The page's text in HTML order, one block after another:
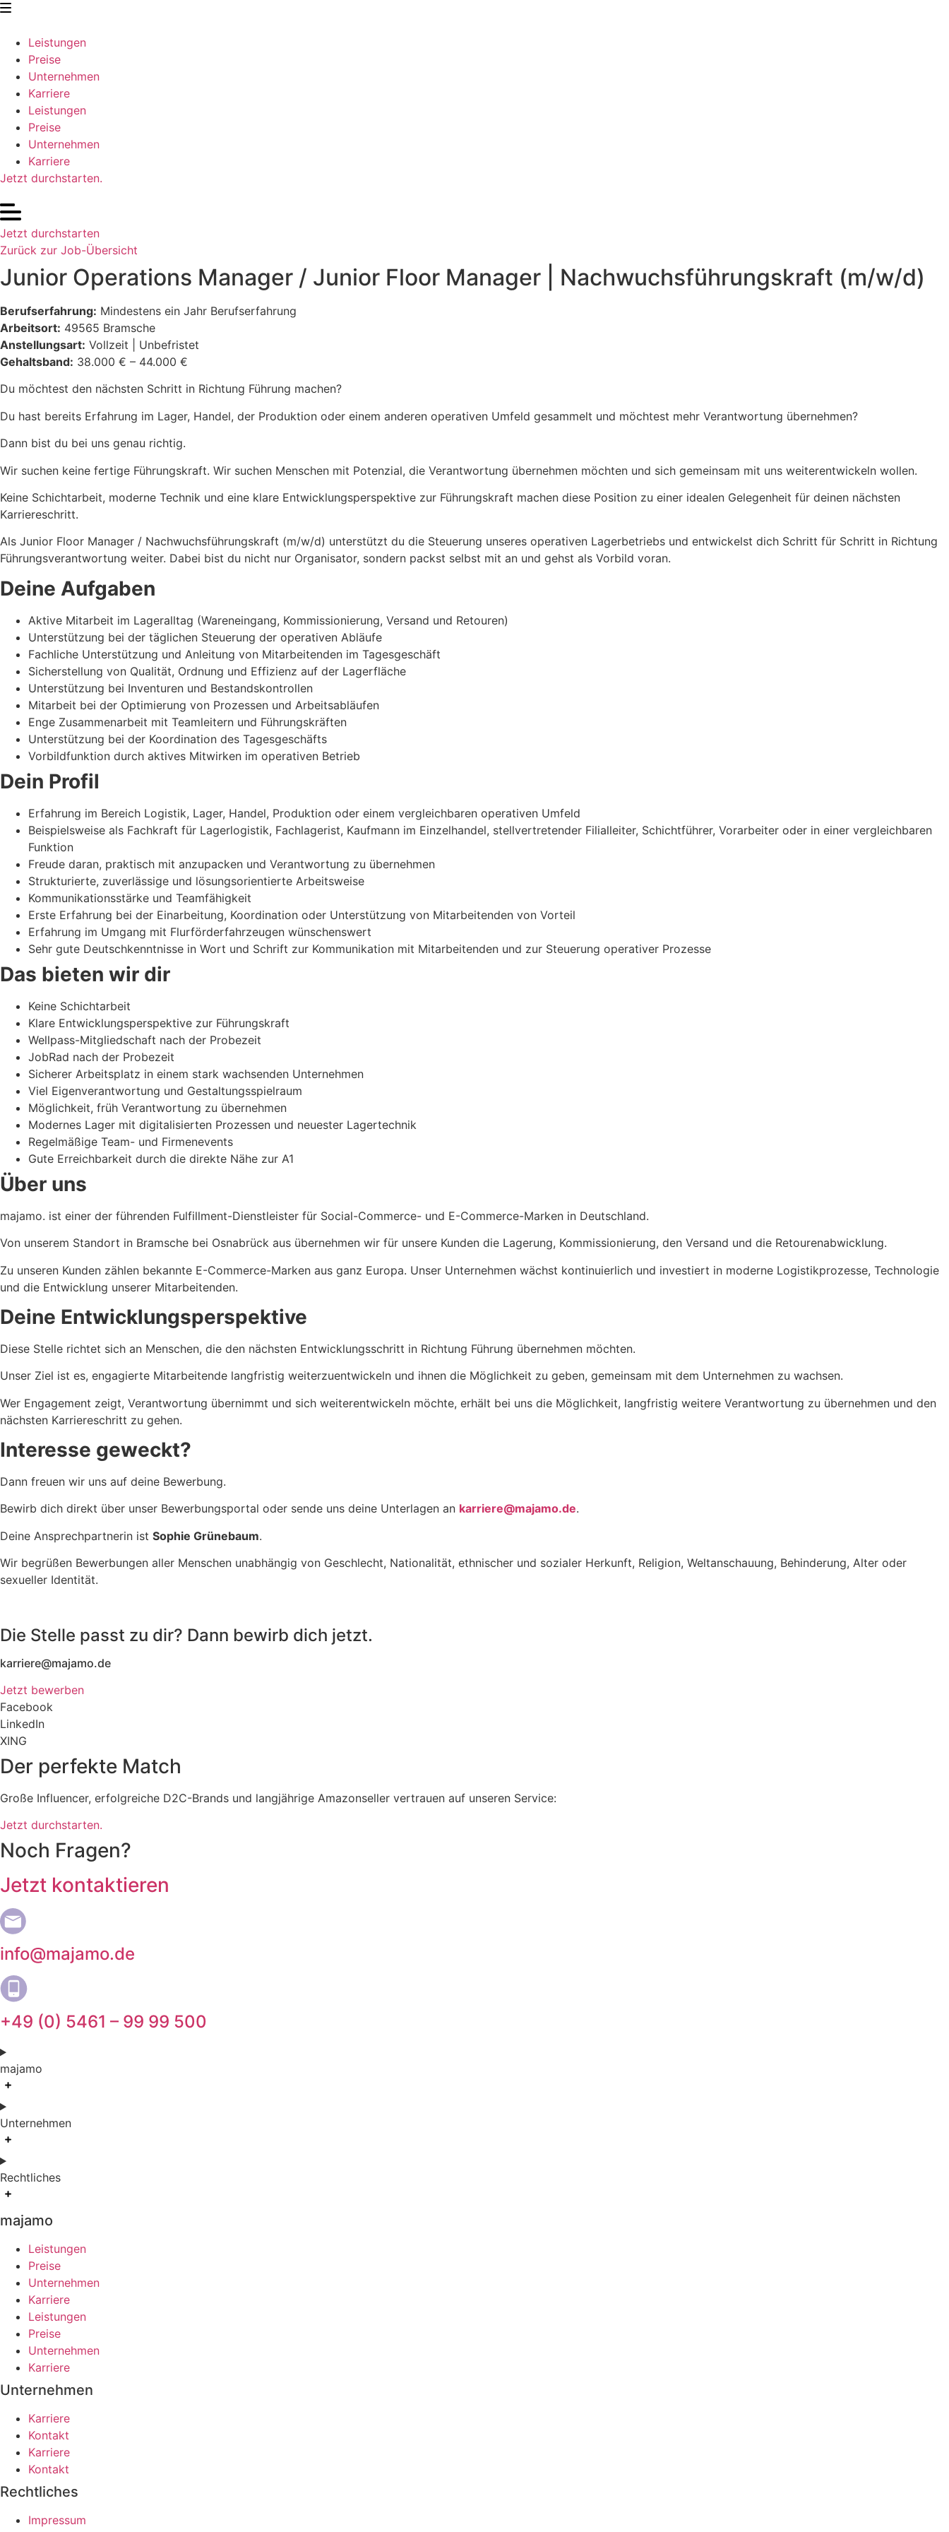
Zum
springenLeistungen
Preise
Unternehmen
Karriere
Leistungen
Preise
Unternehmen
Karriere
Jetzt durchstarten.
Jetzt durchstarten
Zurück zur Job-Übersicht
Junior Operations Manager / Junior Floor Manager | Nachwuchsführungskraft (m/w/d)
Berufserfahrung: Mindestens ein Jahr Berufserfahrung
Arbeitsort: 49565 Bramsche
Anstellungsart: Vollzeit | Unbefristet
Gehaltsband: 38.000 € – 44.000 €
Du möchtest den nächsten Schritt in Richtung Führung machen?
Du hast bereits Erfahrung im Lager, Handel, der Produktion oder einem anderen operativen Umfeld gesammelt und möchtest mehr Verantwortung übernehmen?
Dann bist du bei uns genau richtig.
Wir suchen keine fertige Führungskraft. Wir suchen Menschen mit Potenzial, die Verantwortung übernehmen möchten und sich gemeinsam mit uns weiterentwickeln wollen.
Keine Schichtarbeit, moderne Technik und eine klare Entwicklungsperspektive zur Führungskraft machen diese Position zu einer idealen Gelegenheit für deinen nächsten
Karriereschritt.
Als Junior Floor Manager / Nachwuchsführungskraft (m/w/d) unterstützt du die Steuerung unseres operativen Lagerbetriebs und entwickelst dich Schritt für Schritt in Richtung
Führungsverantwortung weiter. Dabei bist du nicht nur Organisator, sondern packst selbst mit an und gehst als Vorbild voran.
Deine Aufgaben
Aktive Mitarbeit im Lageralltag (Wareneingang, Kommissionierung, Versand und Retouren)
Unterstützung bei der täglichen Steuerung der operativen Abläufe
Fachliche Unterstützung und Anleitung von Mitarbeitenden im Tagesgeschäft
Sicherstellung von Qualität, Ordnung und Effizienz auf der Lagerfläche
Unterstützung bei Inventuren und Bestandskontrollen
Mitarbeit bei der Optimierung von Prozessen und Arbeitsabläufen
Enge Zusammenarbeit mit Teamleitern und Führungskräften
Unterstützung bei der Koordination des Tagesgeschäfts
Vorbildfunktion durch aktives Mitwirken im operativen Betrieb
Dein Profil
Erfahrung im Bereich Logistik, Lager, Handel, Produktion oder einem vergleichbaren operativen Umfeld
Beispielsweise als Fachkraft für Lagerlogistik, Fachlagerist, Kaufmann im Einzelhandel, stellvertretender Filialleiter, Schichtführer, Vorarbeiter oder in einer vergleichbaren
Funktion
Freude daran, praktisch mit anzupacken und Verantwortung zu übernehmen
Strukturierte, zuverlässige und lösungsorientierte Arbeitsweise
Kommunikationsstärke und Teamfähigkeit
Erste Erfahrung bei der Einarbeitung, Koordination oder Unterstützung von Mitarbeitenden von Vorteil
Erfahrung im Umgang mit Flurförderfahrzeugen wünschenswert
Sehr gute Deutschkenntnisse in Wort und Schrift zur Kommunikation mit Mitarbeitenden und zur Steuerung operativer Prozesse
Das bieten wir dir
Keine Schichtarbeit
Klare Entwicklungsperspektive zur Führungskraft
Wellpass-Mitgliedschaft nach der Probezeit
JobRad nach der Probezeit
Sicherer Arbeitsplatz in einem stark wachsenden Unternehmen
Viel Eigenverantwortung und Gestaltungsspielraum
Möglichkeit, früh Verantwortung zu übernehmen
Modernes Lager mit digitalisierten Prozessen und neuester Lagertechnik
Regelmäßige Team- und Firmenevents
Gute Erreichbarkeit durch die direkte Nähe zur A1
Über uns
majamo. ist einer der führenden Fulfillment-Dienstleister für Social-Commerce- und E-Commerce-Marken in Deutschland.
Von unserem Standort in Bramsche bei Osnabrück aus übernehmen wir für unsere Kunden die Lagerung, Kommissionierung, den Versand und die Retourenabwicklung.
Zu unseren Kunden zählen bekannte E-Commerce-Marken aus ganz Europa. Unser Unternehmen wächst kontinuierlich und investiert in moderne Logistikprozesse, Technologie
und die Entwicklung unserer Mitarbeitenden.
Deine Entwicklungsperspektive
Diese Stelle richtet sich an Menschen, die den nächsten Entwicklungsschritt in Richtung Führung übernehmen möchten.
Unser Ziel ist es, engagierte Mitarbeitende langfristig weiterzuentwickeln und ihnen die Möglichkeit zu geben, gemeinsam mit dem Unternehmen zu wachsen.
Wer Engagement zeigt, Verantwortung übernimmt und sich weiterentwickeln möchte, erhält bei uns die Möglichkeit, langfristig weitere Verantwortung zu übernehmen und den
nächsten Karriereschritt zu gehen.
Interesse geweckt?
Dann freuen wir uns auf deine Bewerbung.
Bewirb dich direkt über unser Bewerbungsportal oder sende uns deine Unterlagen an karriere@majamo.de.
Deine Ansprechpartnerin ist Sophie Grünebaum.
Wir begrüßen Bewerbungen aller Menschen unabhängig von Geschlecht, Nationalität, ethnischer und sozialer Herkunft, Religion, Weltanschauung, Behinderung, Alter oder
sexueller Identität.
Die Stelle passt zu dir? Dann bewirb dich jetzt.
karriere@majamo.de
Jetzt bewerben
Facebook
LinkedIn
XING
Der perfekte Match
Große Influencer, erfolgreiche D2C-Brands und langjährige Amazonseller vertrauen auf unseren Service:
Jetzt durchstarten.
Noch Fragen?
Jetzt kontaktieren
info@majamo.de
+49 (0) 5461 – 99 99 500
majamo
Unternehmen
Rechtliches
majamo
Leistungen
Preise
Unternehmen
Karriere
Leistungen
Preise
Unternehmen
Karriere
Unternehmen
Karriere
Kontakt
Karriere
Kontakt
Rechtliches
Impressum